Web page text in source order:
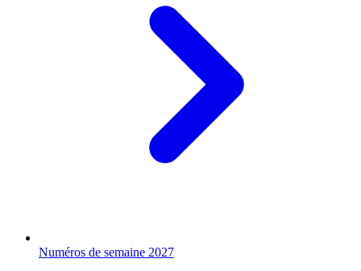
Numéros de semaine 2027